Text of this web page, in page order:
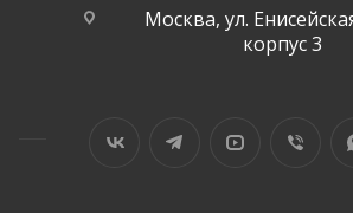
Москва, ул.
корпус 3